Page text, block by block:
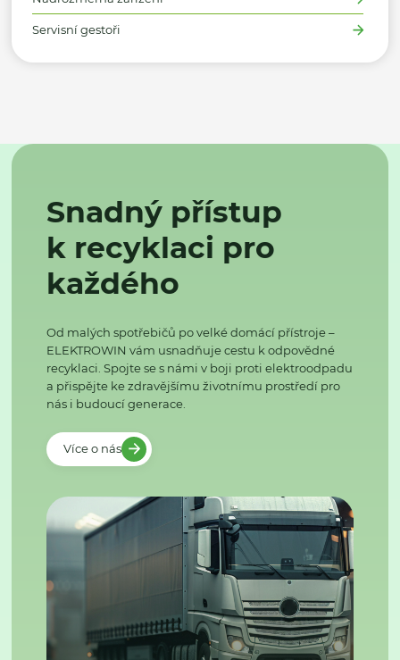
Servisní gestoři
Snadný přístup
k recyklaci pro
každého
Od malých spotřebičů po velké domácí přístroje –
ELEKTROWIN vám usnadňuje cestu k odpovědné
recyklaci. Spojte se s námi v boji proti elektroodpadu
a přispějte ke zdravějšímu životnímu prostředí pro
nás i budoucí generace.
Více o nás